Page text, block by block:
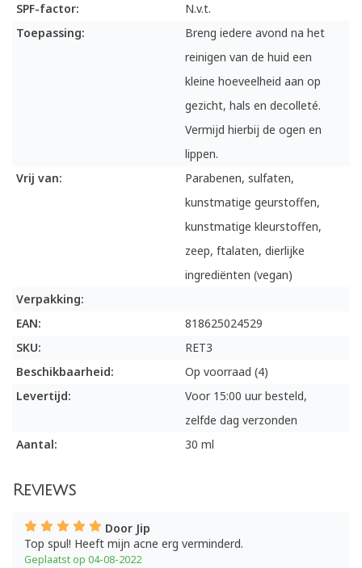
SPF-factor:
N.v.t.
Toepassing:
Breng iedere avond na het
reinigen van de huid een
kleine hoeveelheid aan op
gezicht, hals en decolleté.
Vermijd hierbij de ogen en
lippen.
Vrij van:
Parabenen, sulfaten,
kunstmatige geurstoffen,
kunstmatige kleurstoffen,
zeep, ftalaten, dierlijke
ingrediënten (vegan)
Verpakking:
EAN:
818625024529
SKU:
RET3
Beschikbaarheid:
Op voorraad (4)
Levertijd:
Voor 15:00 uur besteld,
zelfde dag verzonden
Aantal:
30 ml
Reviews
Door Jip
Top spul! Heeft mijn acne erg verminderd.
Geplaatst op 04-08-2022